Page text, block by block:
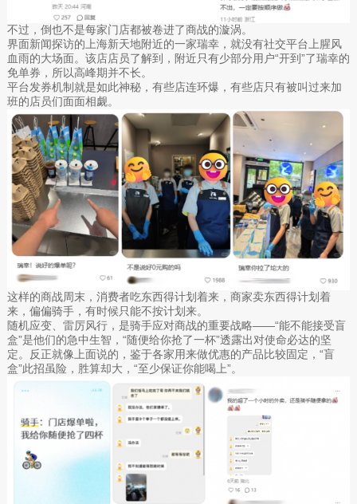
不过，倒也不是每家门店都被卷进了商战的漩涡。
界面新闻探访的上海新天地附近的一家瑞幸，就没有社交平台上腥风
血雨的大场面。该店店员了解到，附近只有少部分用户“开到”了瑞幸的
免单券，所以高峰期并不长。
平台发券机制就是如此神秘，有些店连环爆，有些店只有被叫过来加
班的店员们面面相觑。
这样的商战周末，消费者吃东西得计划着来，商家卖东西得计划着
来，偏偏骑手，有时候只能不按计划来。
随机应变、雷厉风行，是骑手应对商战的重要战略——“能不能接受盲
盒”是他们的急中生智，“随便给你抢了一杯”透露出对使命必达的坚
定。反正就像上面说的，鉴于各家用来做优惠的产品比较固定，“盲
盒”此招虽险，胜算却大，“至少保证你能喝上”。